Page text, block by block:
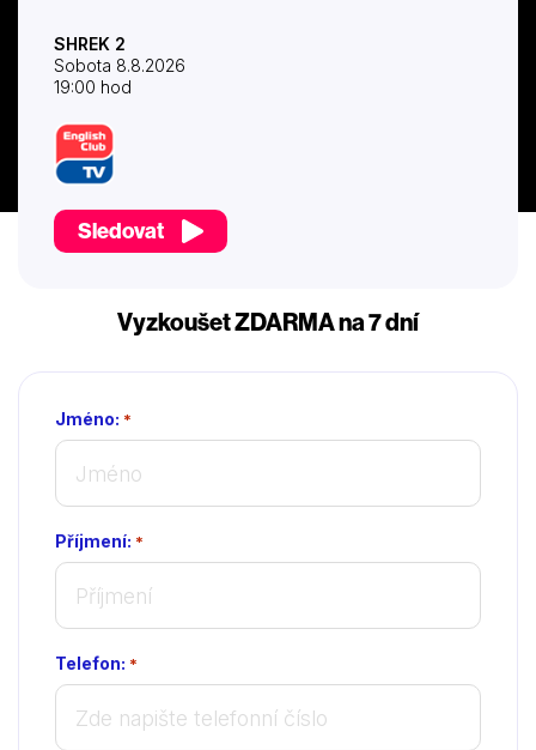
SHREK 2
Sobota 8.8.2026
19:00 hod
Sledovat
Vyzkoušet ZDARMA na 7 dní
Jméno: *
Příjmení: *
Telefon: *